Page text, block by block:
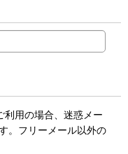
利用の場合、迷惑メー
。フリーメール以外の